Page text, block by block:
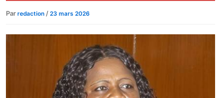
Par redaction / 23 mars 2026